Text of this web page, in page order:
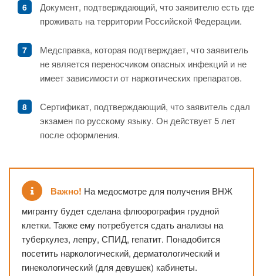
Документ, подтверждающий, что заявителю есть где
проживать на территории Российской Федерации.
Медсправка, которая подтверждает, что заявитель
не является переносчиком опасных инфекций и не
имеет зависимости от наркотических препаратов.
Сертификат, подтверждающий, что заявитель сдал
экзамен по русскому языку. Он действует 5 лет
после оформления.
Важно! На медосмотре для получения ВНЖ
мигранту будет сделана флюорография грудной
клетки. Также ему потребуется сдать анализы на
туберкулез, лепру, СПИД, гепатит. Понадобится
посетить наркологический, дерматологический и
гинекологический (для девушек) кабинеты.